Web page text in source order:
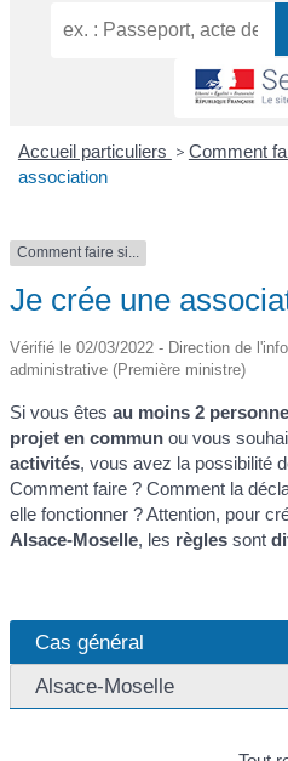
Accueil particuliers > Comment
association
Comment faire si...
Je crée une
Vérifié le 02/03/2022 - Direction de
administrative (Première ministre)
Si vous êtesau moins 2
projet en commun ou vous
activités, vous avez la possibilité
Comment faire ? Comment la
elle fonctionner ? Attention, pour
Alsace-Moselle, les règles sont
Cas général
Alsace-Moselle